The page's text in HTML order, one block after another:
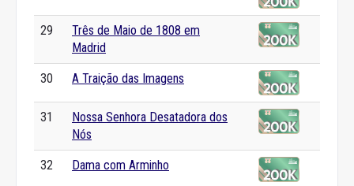
29
Três de Maio de 1808 em
Madrid
30 A Traição das Imagens
31
Nossa Senhora Desatadora dos
Nós
32 Dama com Arminho